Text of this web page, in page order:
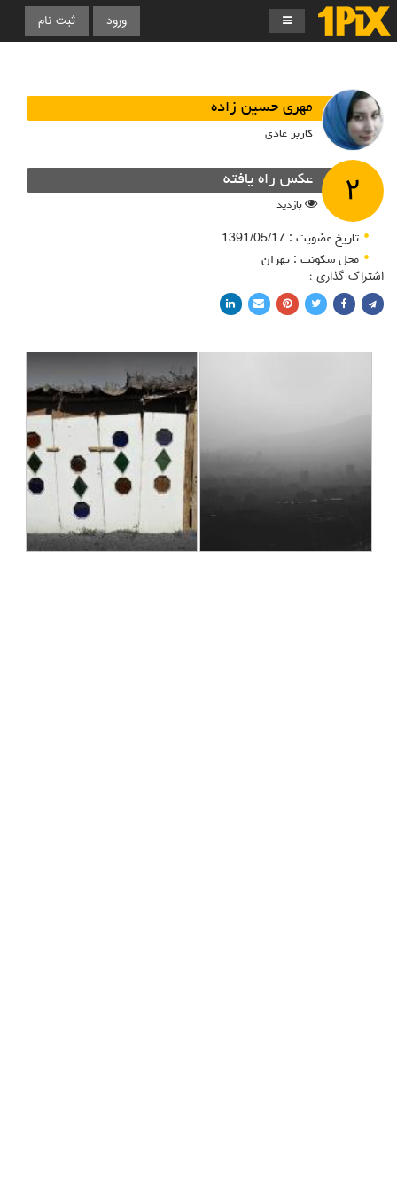
ورود ثبت نام
مهری حسین زاده
کاربر عادی
۲ عکس راه یافته
بازدید
تاریخ عضویت : 1391/05/17
محل سکونت : تهران
اشتراک گذاری :
اشتراک با فیسبوکاشتراک در توییتر
پین کردن در پینترست
اشتراک با ایمیلاشتراک با لینکدین
1392/07/21
شهر
زنده گی در شهر
مهری حسین زاده
1392/07/21
شهر